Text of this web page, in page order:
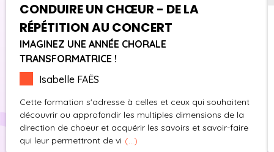
CONDUIRE UN CHŒUR - DE LA
RÉPÉTITION AU CONCERT
IMAGINEZ UNE ANNÉE CHORALE
TRANSFORMATRICE !
Isabelle FAËS
Cette formation s'adresse à celles et ceux qui souhaitent
découvrir ou approfondir les multiples dimensions de la
direction de choeur et acquérir les savoirs et savoir-faire
qui leur permettront de vi (...)